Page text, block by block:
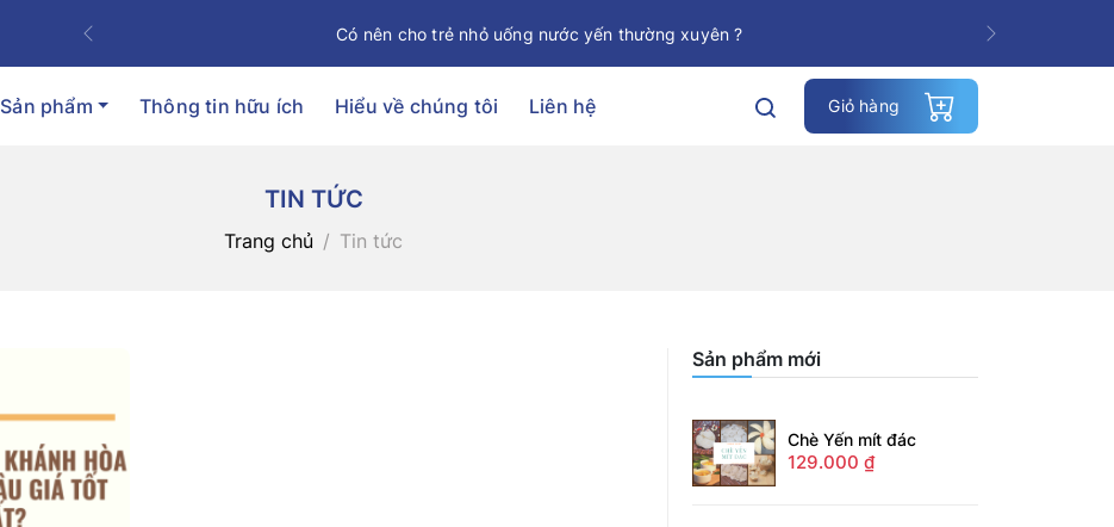
Có nên cho trẻ nhỏ uống nước yến thường xuyên ?
Previous Next
Sản phẩm Thông tin hữu ích Hiểu về chúng tôi Liên hệ Giỏ hàng
TIN TỨC
Trang chủ Tin tức
Sản phẩm mới
Chè Yến mít đác
129.000 ₫